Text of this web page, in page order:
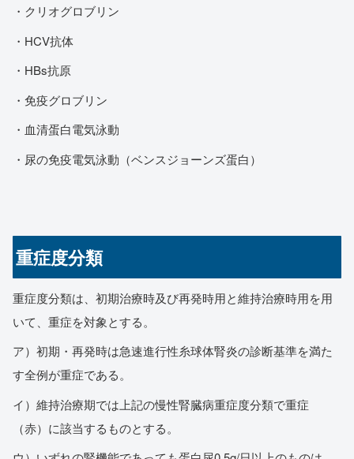
・クリオグロブリン
・HCV抗体
・HBs抗原
・免疫グロブリン
・血清蛋白電気泳動
・尿の免疫電気泳動（ベンスジョーンズ蛋白）
重症度分類
重症度分類は、初期治療時及び再発時用と維持治療時用を用
いて、重症を対象とする。
ア）初期・再発時は急速進行性糸球体腎炎の診断基準を満た
す全例が重症である。
イ）維持治療期では上記の慢性腎臓病重症度分類で重症
（赤）に該当するものとする。